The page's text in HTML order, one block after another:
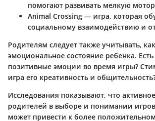
помогают развивать мелкую
Animal Crossing — игра, которая
социальному взаимодействию и
Родителям следует также учитывать,
эмоциональное состояние ребенка.
позитивные эмоции во время игры?
игра его креативность и
Исследования показывают, что
родителей в выборе и понимании
может привести к более